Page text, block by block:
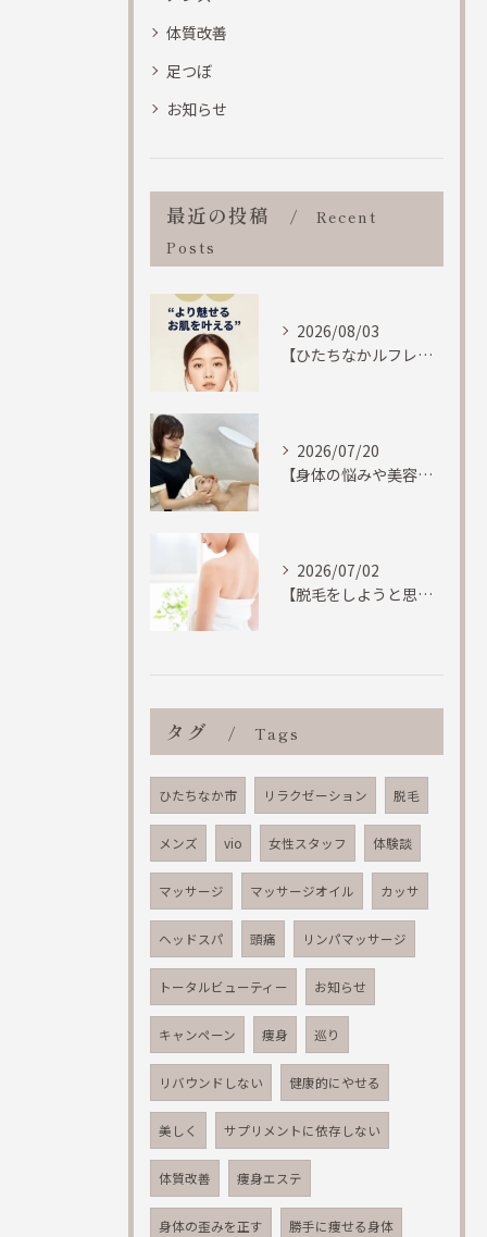
体質改善
足つぼ
お知らせ
最近の投稿
Recent
Posts
2026/08/03
【ひたちなかルフレ！！身体のマッサージも致しますが、フェイシャルエステにも特化しています。】
2026/07/20
【身体の悩みや美容に関しての悩みに「寄り添います」ひたちなか市ルフレ】
2026/07/02
【脱毛をしようと思う基準って何で決めてますか？結果重視のひたちなかエステルフレで】
タグ Tags
ひたちなか市 リラクゼーション 脱毛
メンズ vio 女性スタッフ 体験談
マッサージ マッサージオイル カッサ
ヘッドスパ 頭痛 リンパマッサージ
トータルビューティー お知らせ
キャンペーン 痩身 巡り
リバウンドしない 健康的にやせる
美しく サプリメントに依存しない
体質改善 痩身エステ
身体の歪みを正す 勝手に痩せる身体